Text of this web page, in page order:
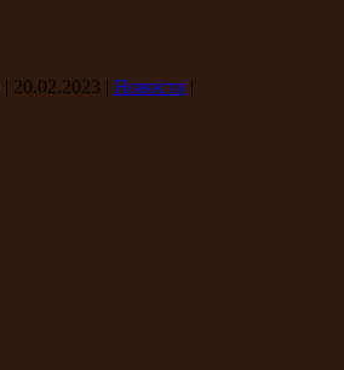
| 20.02.2023 | Новости |